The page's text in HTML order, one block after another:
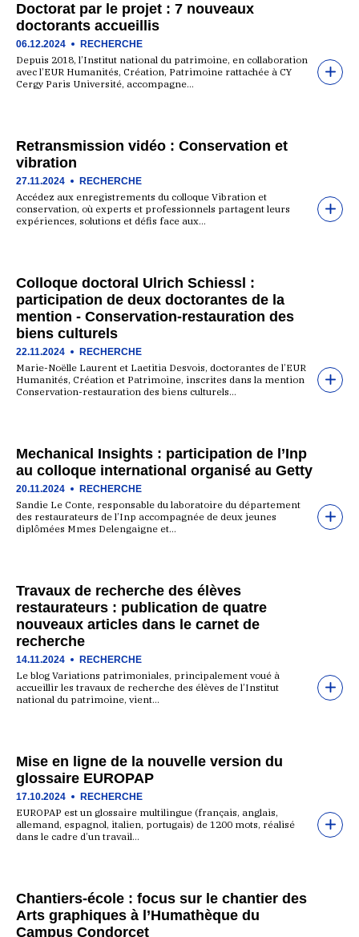
Doctorat par le projet : 7 nouveaux
doctorants accueillis
06.12.2024 RECHERCHE
Depuis 2018, l’Institut national du patrimoine, en collaboration
avec l’EUR Humanités, Création, Patrimoine rattachée à CY
Cergy Paris Université, accompagne…
Retransmission vidéo : Conservation et
vibration
27.11.2024 RECHERCHE
Accédez aux enregistrements du colloque Vibration et
conservation, où experts et professionnels partagent leurs
expériences, solutions et défis face aux…
Colloque doctoral Ulrich Schiessl :
participation de deux doctorantes de la
mention - Conservation-restauration des
biens culturels
22.11.2024 RECHERCHE
Marie-Noëlle Laurent et Laetitia Desvois, doctorantes de l’EUR
Humanités, Création et Patrimoine, inscrites dans la mention
Conservation-restauration des biens culturels…
Mechanical Insights : participation de l’Inp
au colloque international organisé au Getty
20.11.2024 RECHERCHE
Sandie Le Conte, responsable du laboratoire du département
des restaurateurs de l’Inp accompagnée de deux jeunes
diplômées Mmes Delengaigne et…
Travaux de recherche des élèves
restaurateurs : publication de quatre
nouveaux articles dans le carnet de
recherche
14.11.2024 RECHERCHE
Le blog Variations patrimoniales, principalement voué à
accueillir les travaux de recherche des élèves de l’Institut
national du patrimoine, vient…
Mise en ligne de la nouvelle version du
glossaire EUROPAP
17.10.2024 RECHERCHE
EUROPAP est un glossaire multilingue (français, anglais,
allemand, espagnol, italien, portugais) de 1200 mots, réalisé
dans le cadre d’un travail…
Chantiers-école : focus sur le chantier des
Arts graphiques à l’Humathèque du
Campus Condorcet